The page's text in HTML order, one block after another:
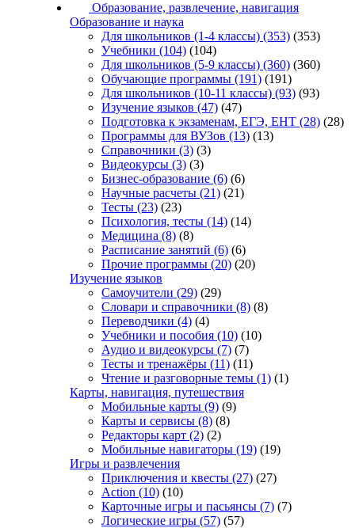
Образование, развлечение, навигация
Образование и наука
Для школьников (1-4 классы) (353) (353)
Учебники (104) (104)
Для школьников (5-9 классы) (360) (360)
Обучающие программы (191) (191)
Для школьников (10-11 классы) (93) (93)
Изучение языков (47) (47)
Подготовка к экзаменам, ЕГЭ, ЕНТ (28) (28)
Программы для ВУЗов (13) (13)
Справочники (3) (3)
Видеокурсы (3) (3)
Бизнес-образование (6) (6)
Научные расчеты (21) (21)
Тесты (23) (23)
Психология, тесты (14) (14)
Медицина (8) (8)
Расписание занятий (6) (6)
Прочие программы (20) (20)
Изучение языков
Самоучители (29) (29)
Словари и справочники (8) (8)
Переводчики (4) (4)
Учебники и пособия (10) (10)
Аудио и видеокурсы (7) (7)
Тесты и тренажёры (11) (11)
Чтение и разговорные темы (1) (1)
Карты, навигация, путешествия
Мобильные карты (9) (9)
Карты и сервисы (8) (8)
Редакторы карт (2) (2)
Мобильные навигаторы (19) (19)
Игры и развлечения
Приключения и квесты (27) (27)
Action (10) (10)
Карточные игры и пасьянсы (7) (7)
Логические игры (57) (57)